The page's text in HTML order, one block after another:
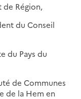
Région,
du Conseil
du Pays du
de Communes
de la Hem en